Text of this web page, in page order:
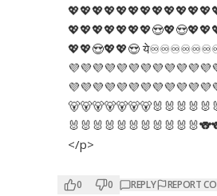
💖💖😍💖💖😍
</p>
0 0 REPLY REPORT